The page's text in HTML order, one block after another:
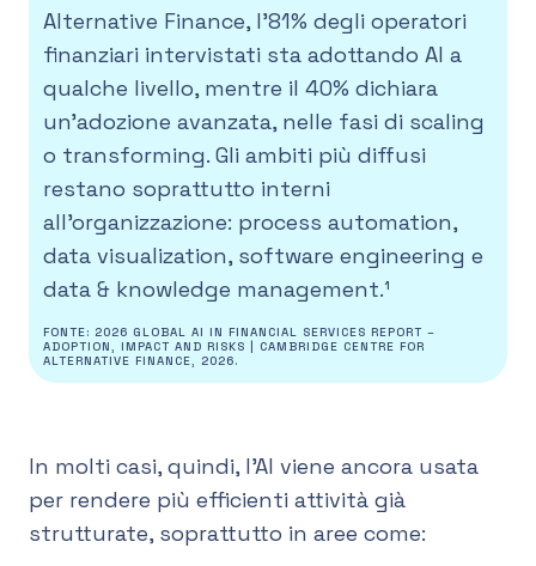
Alternative Finance, l’81% degli operatori
finanziari intervistati sta adottando AI a
qualche livello, mentre il 40% dichiara
un’adozione avanzata, nelle fasi di scaling
o transforming. Gli ambiti più diffusi
restano soprattutto interni
all’organizzazione: process automation,
data visualization, software engineering e
data & knowledge management.¹
FONTE: 2026 GLOBAL AI IN FINANCIAL SERVICES REPORT –
ADOPTION, IMPACT AND RISKS | CAMBRIDGE CENTRE FOR
ALTERNATIVE FINANCE, 2026.
In molti casi, quindi, l’AI viene ancora usata
per rendere più efficienti attività già
strutturate, soprattutto in aree come: